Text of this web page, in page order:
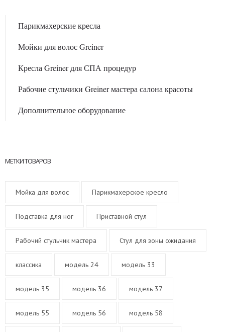
Парикмахерские кресла
Мойки для волос Greiner
Кресла Greiner для СПА процедур
Рабочие стульчики Greiner мастера салона красоты
Дополнительное оборудование
МЕТКИ ТОВАРОВ
Мойка для волос Парикмахерское кресло
Подставка для ног Приставной стул
Рабочий стульчик мастера Стул для зоны ожидания
классика модель 24 модель 33
модель 35 модель 36 модель 37
модель 55 модель 56 модель 58